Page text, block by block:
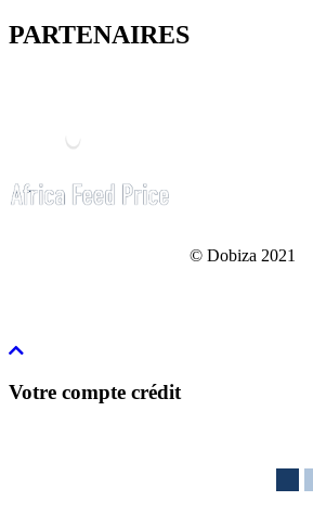
PARTENAIRES
© Dobiza 2021
Votre compte crédit